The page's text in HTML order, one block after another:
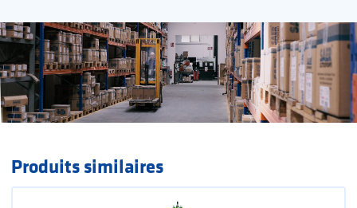
Produits similaires